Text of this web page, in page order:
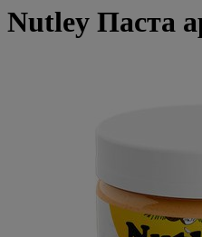
Nutley Паста